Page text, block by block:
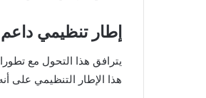
إطار تنظيمي
هذا الإطار التنظيمي على